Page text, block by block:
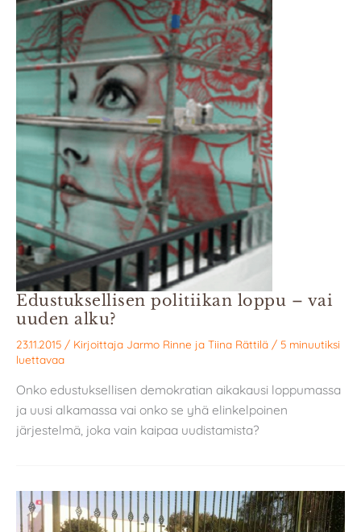
Edustuksellisen politiikan loppu – vai
uuden alku?
23.11.2015 / Kirjoittaja Jarmo Rinne ja Tiina Rättilä / 5 minuutiksi
luettavaa
Onko edustuksellisen demokratian aikakausi loppumassa
ja uusi alkamassa vai onko se yhä elinkelpoinen
järjestelmä, joka vain kaipaa uudistamista?